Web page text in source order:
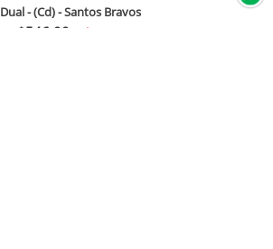
Dual - (Cd) - Santos Bravos
$546 00 $